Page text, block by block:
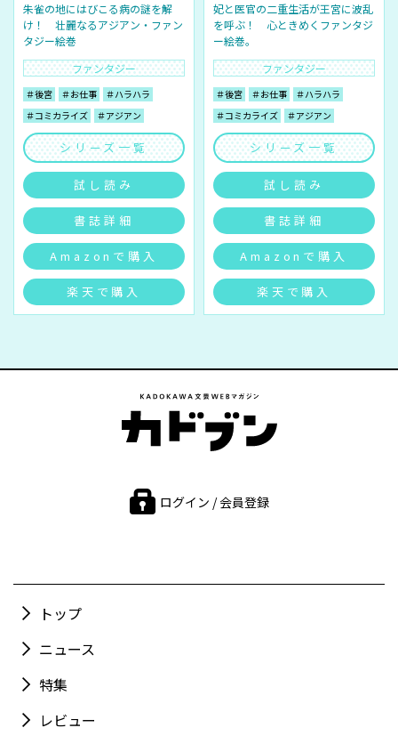
朱雀の地にはびこる病の謎を解
け！ 壮麗なるアジアン・ファン
タジー絵巻
ファンタジー
＃後宮 ＃お仕事
＃ハラハラ
＃コミカライズ
＃アジアン
シリーズ一覧
試し読み
書誌詳細
Amazonで購入
楽天で購入
妃と医官の二重生活が王宮に波乱
を呼ぶ！ 心ときめくファンタジ
ー絵巻。
ファンタジー
＃後宮 ＃お仕事
＃ハラハラ
＃コミカライズ
＃アジアン
シリーズ一覧
試し読み
書誌詳細
Amazonで購入
楽天で購入
ログイン / 会員登録
トップ
ニュース
特集
レビュー